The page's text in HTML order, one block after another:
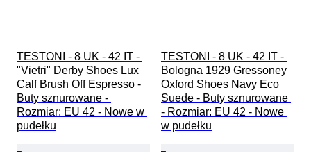
TESTONI - 8 UK - 42 IT -
"Vietri" Derby Shoes Lux
Calf Brush Off Espresso -
Buty sznurowane -
Rozmiar: EU 42 - Nowe w
pudełku
TESTONI - 8 UK - 42 IT -
Bologna 1929 Gressoney
Oxford Shoes Navy Eco
Suede - Buty sznurowane
- Rozmiar: EU 42 - Nowe
w pudełku